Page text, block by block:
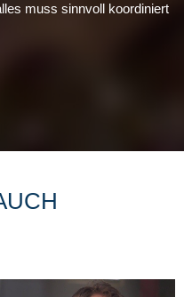
muss sinnvoll koordiniert